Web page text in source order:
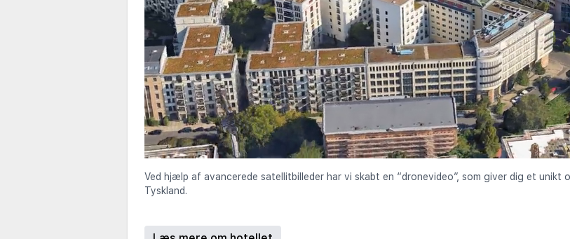
Ved hjælp af avancerede satellitbilleder har vi skabt en “dronevideo”, som giver dig et unikt
Tyskland.